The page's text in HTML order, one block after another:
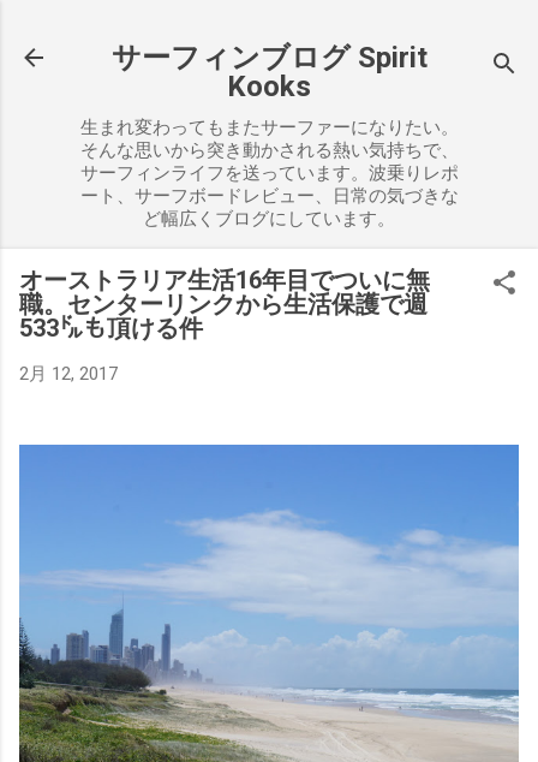
サーフィンブログ Spirit
Kooks
生まれ変わってもまたサーファーになりたい。
そんな思いから突き動かされる熱い気持ちで、
サーフィンライフを送っています。波乗りレポ
ート、サーフボードレビュー、日常の気づきな
ど幅広くブログにしています。
オーストラリア生活16年目でついに無
職。センターリンクから生活保護で週
533㌦も頂ける件
2月 12, 2017